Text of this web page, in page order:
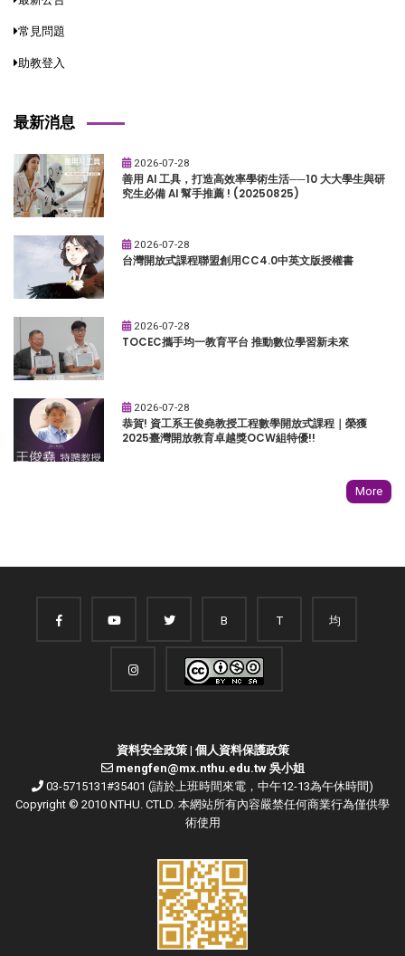
常見問題
助教登入
最新消息
2026-07-28
善用 AI 工具，打造高效率學術生活──10 大大學生與研
究生必備 AI 幫手推薦 ! (20250825)
2026-07-28
台灣開放式課程聯盟創用CC4.0中英文版授權書
2026-07-28
TOCEC攜手均一教育平台 推動數位學習新未來
2026-07-28
恭賀! 資工系王俊堯教授工程數學開放式課程｜榮獲
2025臺灣開放教育卓越獎OCW組特優!!
More
B T 均
資料安全政策| 個人資料保護政策
mengfen@mx.nthu.edu.tw 吳小姐
03-5715131#35401 (請於上班時間來電，中午12-13為午休時間)
Copyright © 2010 NTHU. CTLD. 本網站所有內容嚴禁任何商業行為僅供學
術使用